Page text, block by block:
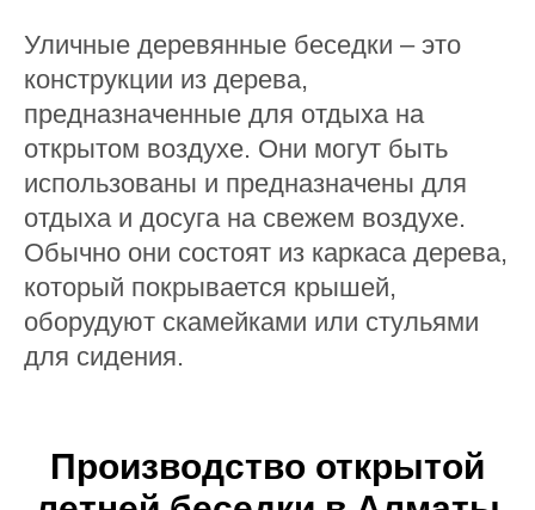
Уличные деревянные беседки – это
конструкции из дерева,
предназначенные для отдыха на
открытом воздухе. Они могут быть
использованы и предназначены для
отдыха и досуга на свежем воздухе.
Обычно они состоят из каркаса дерева,
который покрывается крышей,
оборудуют скамейками или стульями
для сидения.
Производство открытой